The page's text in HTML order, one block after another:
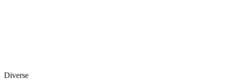
Diverse